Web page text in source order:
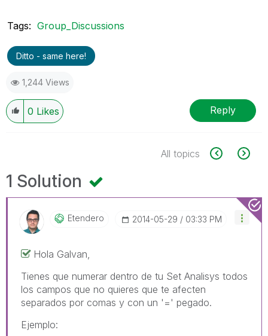
Tags: Group_Discussions
Ditto - same here!
1,244 Views
0 Likes Reply
All topics
1 Solution
Etendero ‎2014-05-29 03:33 PM
Hola Galvan,
Tienes que numerar dentro de tu Set Analisys todos
los campos que no quieres que te afecten
separados por comas y con un '=' pegado.
Ejemplo: